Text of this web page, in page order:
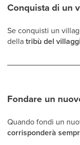
Conquista di un
Se conquisti un
dellatribù del
Fondare un
Quando fondi un
corrisponderà